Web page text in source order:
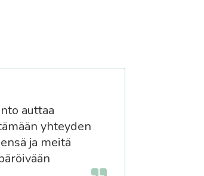
auttaa
yhteyden
ja meitä